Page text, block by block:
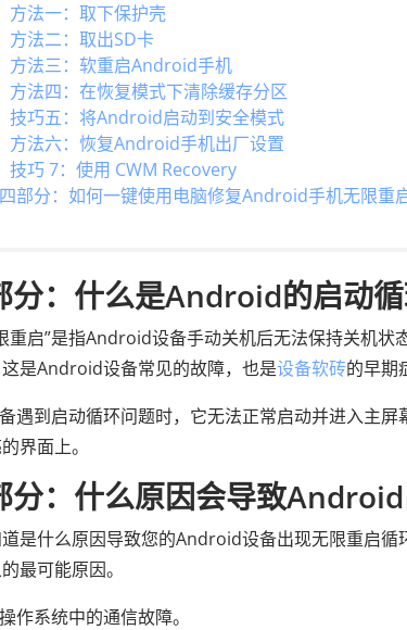
方法一：取下保护壳
方法二：取出SD卡
方法三：软重启Android手机
方法四：在恢复模式下清除缓存分区
技巧五：将Android启动到安全模式
方法六：恢复Android手机出厂设置
技巧 7：使用 CWM Recovery
部分：如何一键使用电脑修复Android手机无限重
分：什么是Android的启动循
重启”是指Android设备手动关机后无法保持关机状
是Android设备常见的故障，也是设备软砖的早期
遇到启动循环问题时，它无法正常启动并进入主
界面上。
分：什么原因会导致Android
是什么原因导致您的Android设备出现无限重启
最可能原因。
作系统中的通信故障。